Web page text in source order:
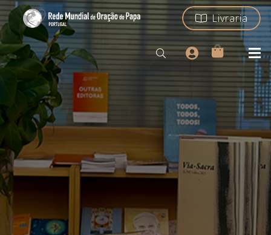
Livraria